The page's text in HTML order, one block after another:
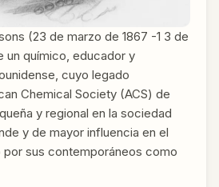
(23 de marzo de 1867 -1 3 de
un químico, educador y
cuyo legado
Chemical Society (ACS) de
y regional en la sociedad
y de mayor influencia en el
sus contemporáneos como